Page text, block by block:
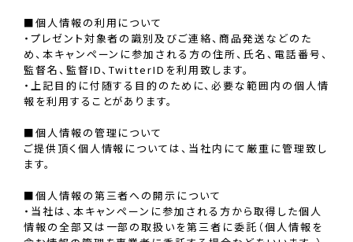
■個人情報の利用について
・プレゼント対象者の識別及びご連絡、商品発送などのた
め、本キャンペーンに参加される方の住所、氏名、電話番号、
監督名、監督ID、TwitterIDを利用致します。
・上記目的に付随する目的のために、必要な範囲内の個人情
報を利用することがあります。
■個人情報の管理について
ご提供頂く個人情報については、当社内にて厳重に管理致し
ます。
■個人情報の第三者への開示について
・当社は、本キャンペーンに参加される方から取得した個人
情報の全部又は一部の取扱いを第三者に委託（個人情報を